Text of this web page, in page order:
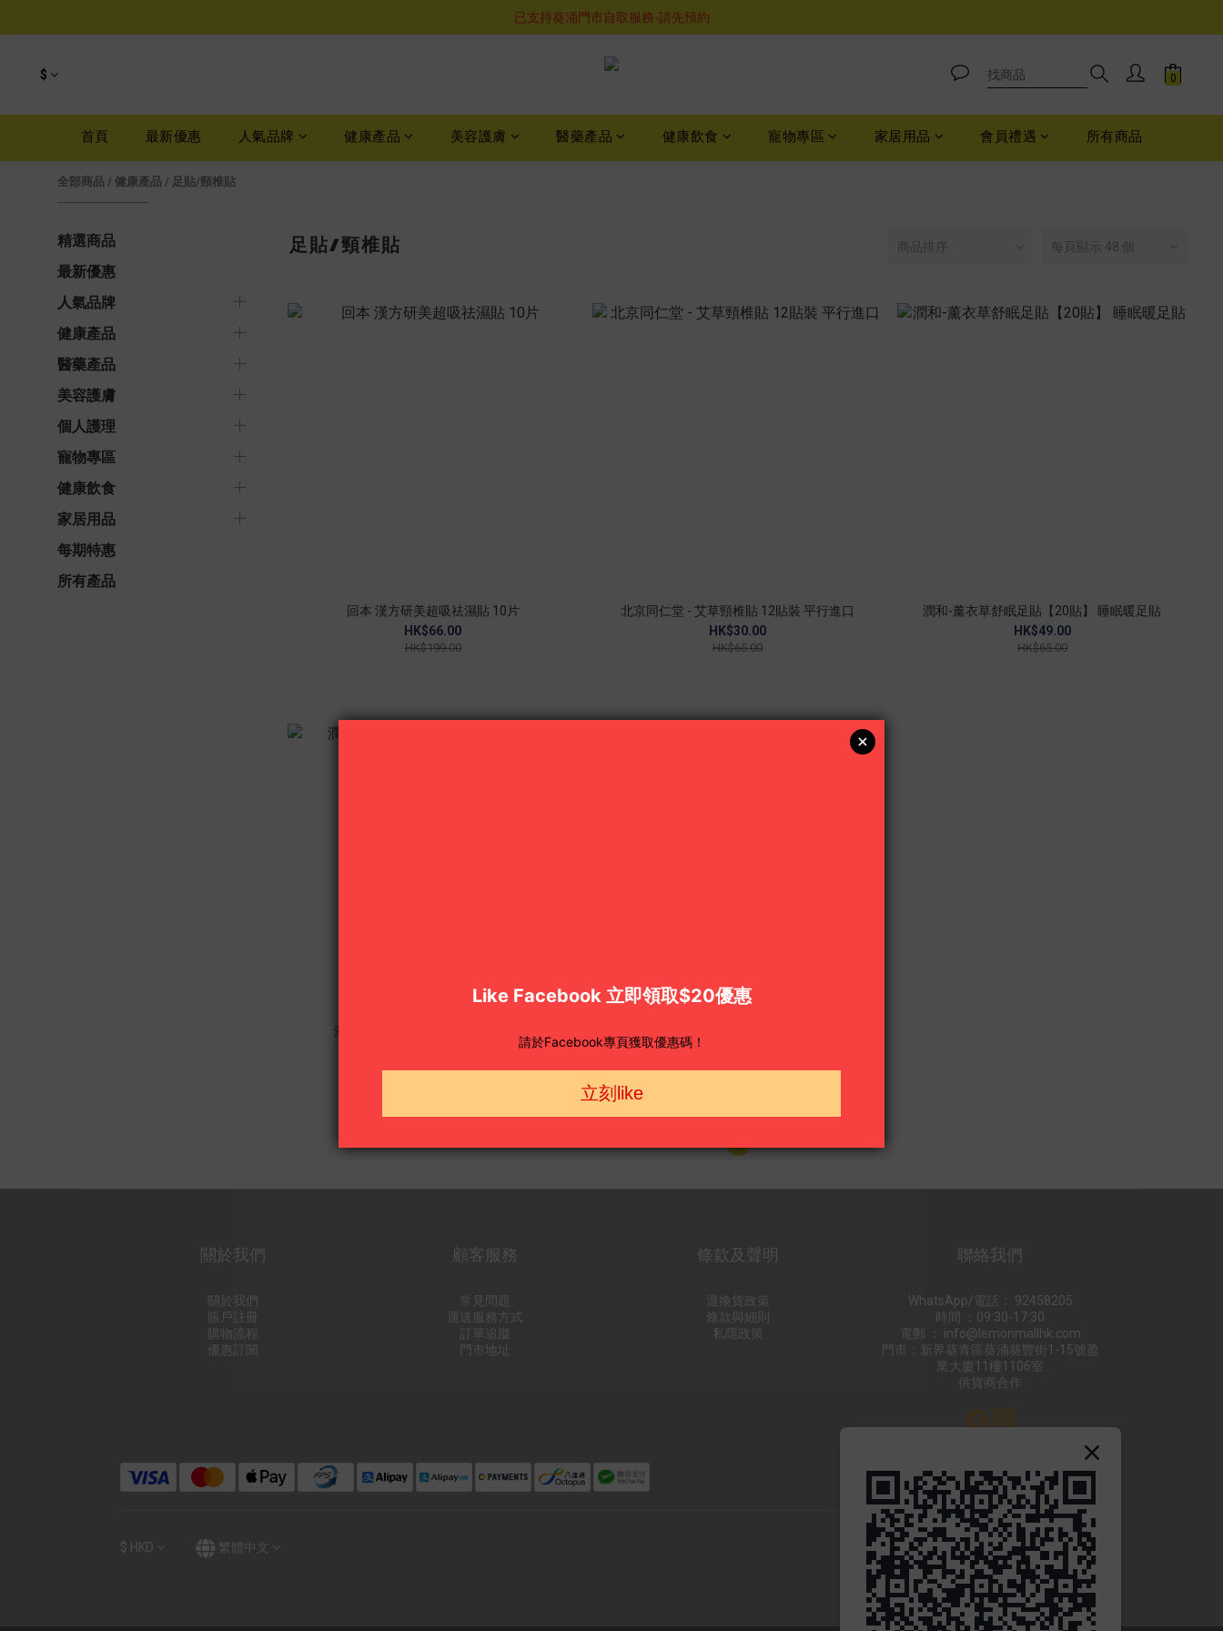
購物滿$460即享順豐免運費服務
已支持葵涌門市自取服務-請先預約
$
首頁 最新優惠 人氣品牌 健康產品 美容護膚 醫藥產品 健康飲食 寵物專區 家居用品 會員禮遇 所有商品
全部商品 / 健康產品 / 足貼/頸椎貼
精選商品
最新優惠
人氣品牌
健康產品
醫藥產品
美容護膚
個人護理
寵物專區
健康飲食
家居用品
每期特惠
所有產品
足貼/頸椎貼 商品排序 每頁顯示 48 個
回本 漢方研美超吸祛濕貼 10片
HK$66.00
HK$199.00
北京同仁堂 - 艾草頸椎貼 12貼裝 平行進口
HK$30.00
HK$65.00
潤和-薰衣草舒眠足貼【20貼】 睡眠暖足貼
HK$49.00
HK$65.00
HK$99.00
1
關於我們
關於我們
賬戶註冊
購物流程
優惠訂閱
顧客服務
常見問題
運送服務方式
訂單追蹤
門市地址
條款及聲明
退換貨政策
條款與細則
私隱政策
聯絡我們
WhatsApp/電話： 92458205
時間 ：09:30-17:30
電郵 ： info@lemonmallhk.com
門市：新界葵青區葵涌葵豐街1-15號盈
業大廈11樓1106室
供貨商合作
$ HKD 繁體中文